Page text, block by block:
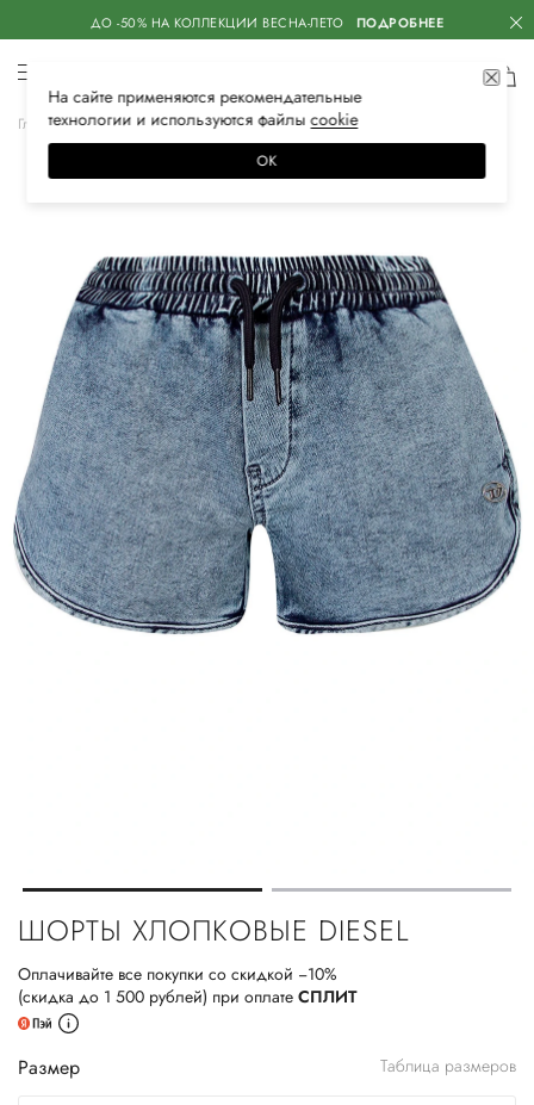
ДО -50% НА КОЛЛЕКЦИИ ВЕСНА-ЛЕТО ПОДРОБНЕЕ
Главная Детское Одежда для девочек Шорты
ШОРТЫ ХЛОПКОВЫЕ DIESEL
Оплачивайте все покупки со скидкой −10%
(скидка до 1 500 рублей) при оплате СПЛИТ
Размер Таблица размеров
На сайте применяются рекомендательные
технологии и используются файлысооkiе
ОК